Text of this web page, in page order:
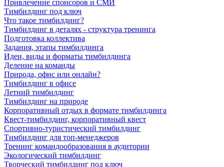
Привлечение спонсоров и СМИ
Тимбилдинг под ключ
Что такое тимбилдинг?
Тимбилдинг в деталях - структура тренинга
Подготовка коллектива
Задания, этапы тимбилдинга
Идеи, виды и форматы тимбилдинга
Деление на команды
Природа, офис или онлайн?
Тимбилдинг в офисе
Летний тимбилдинг
Тимбилдинг на природе
Корпоративный отдых в формате тимбилдинга
Квест-тимбилдинг, корпоративный квест
Спортивно-туристический тимбилдинг
Тимбилдинг для топ-менеджеров
Тренинг командообразования в аудитории
Экологический тимбилдинг
Творческий тимбилдинг под ключ